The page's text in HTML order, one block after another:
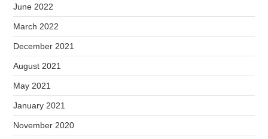
June 2022
March 2022
December 2021
August 2021
May 2021
January 2021
November 2020